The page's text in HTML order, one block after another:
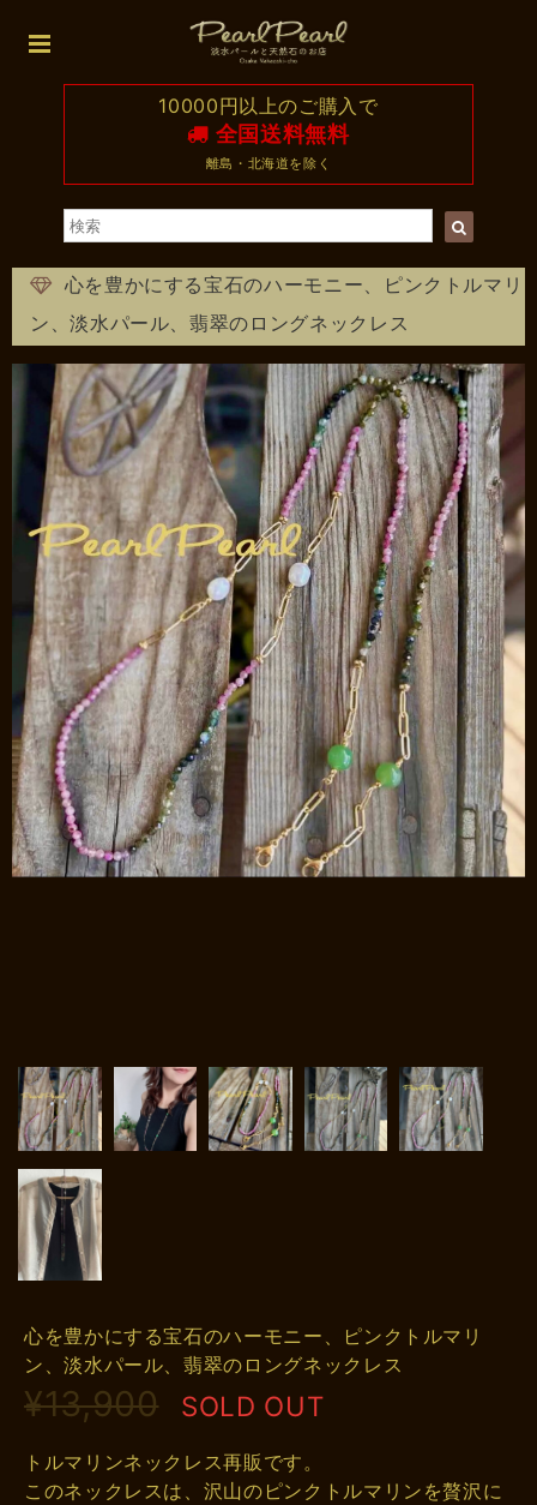
10000円以上のご購入で
全国送料無料
離島・北海道を除く
心を豊かにする宝石のハーモニー、ピンクトルマリ
ン、淡水パール、翡翠のロングネックレス
心を豊かにする宝石のハーモニー、ピンクトルマリ
ン、淡水パール、翡翠のロングネックレス
¥13,900 SOLD OUT
トルマリンネックレス再販です。
このネックレスは、沢山のピンクトルマリンを贅沢に